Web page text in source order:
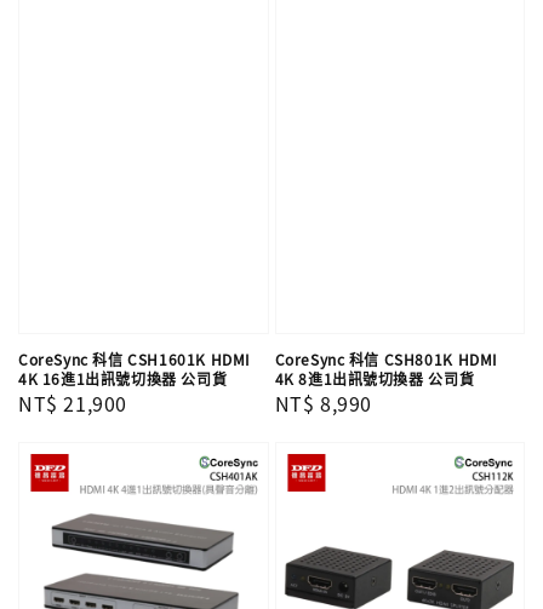
CoreSync 科信 CSH1601K HDMI
4K 16進1出訊號切換器 公司貨
Regular
NT$ 21,900
CoreSync 科信 CSH801K HDMI
4K 8進1出訊號切換器 公司貨
Regular
NT$ 8,990